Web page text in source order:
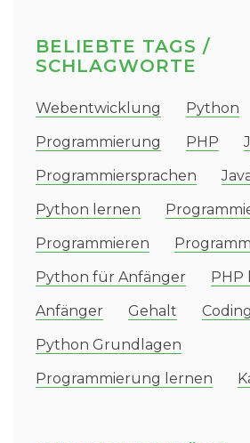
BELIEBTE TAGS /
SCHLAGWORTE
Webentwicklung
Python
Programmierung
PHP
Programmiersprachen
Python lernen
Programmieren
Python für Anfänger
PHP
Anfänger
Gehalt Coding
Python Grundlagen
Programmierung lernen